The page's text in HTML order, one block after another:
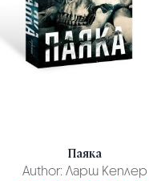
Паяка
Author: Ларш Кеплер